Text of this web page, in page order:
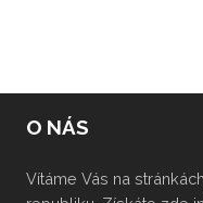
O NÁS
Vítáme Vás na